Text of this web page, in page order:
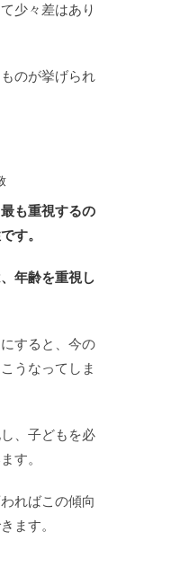
少々差はあり
のが挙げられ
も重視するの
す。
年齢を重視し
すると、今の
うなってしま
、子どもを必
す。
ればこの傾向
ます。